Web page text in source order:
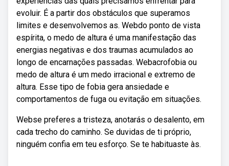
evoluir. É a partir dos obstáculos que superamos
limites e desenvolvemos as. Webdo ponto de vista
espírita, o medo de altura é uma manifestação das
energias negativas e dos traumas acumulados ao
longo de encarnações passadas. Webacrofobia ou
medo de altura é um medo irracional e extremo de
altura. Esse tipo de fobia gera ansiedade e
comportamentos de fuga ou evitação em situações.
Webse preferes a tristeza, anotarás o desalento, em
cada trecho do caminho. Se duvidas de ti próprio,
ninguém confia em teu esforço. Se te habituaste às.